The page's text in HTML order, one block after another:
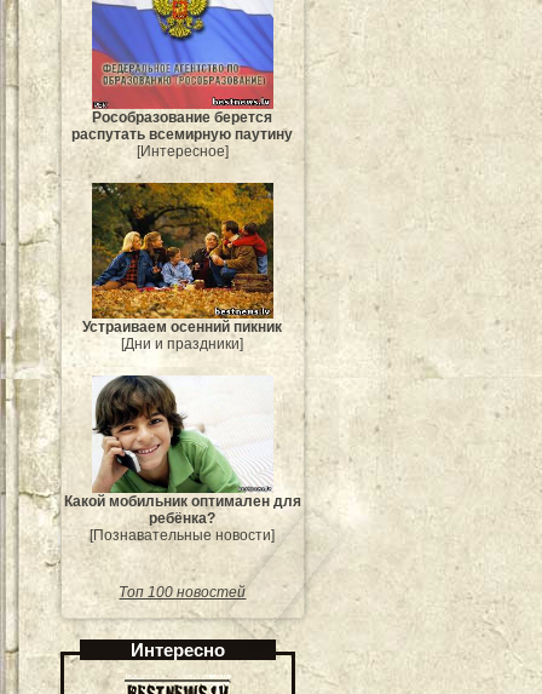
Рособразование берется
распутать всемирную паутину
[Интересное]
Устраиваем осенний пикник
[Дни и праздники]
Какой мобильник оптимален для
ребёнка?
[Познавательные новости]
Топ 100 новостей
Интересно